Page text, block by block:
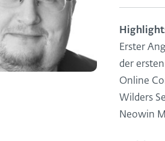
Erster
der
Online
Wilders
Neowin